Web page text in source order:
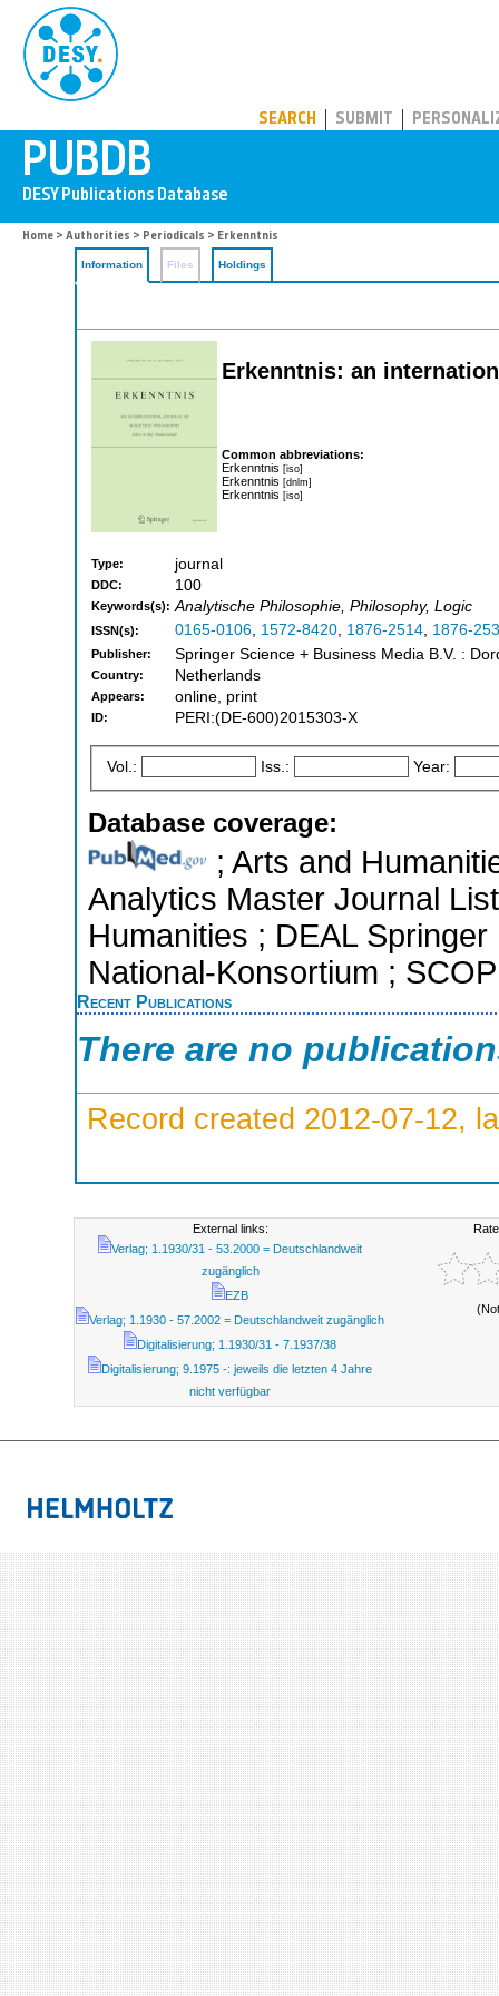
SEARCH SUBMIT
Home > Authorities > Periodicals > Erkenntnis
Information Files Holdings
Erkenntnis: an
Common abbreviations:
Erkenntnis [iso]
Erkenntnis [dnlm]
Erkenntnis [iso]
Type: journal
DDC: 100
Keywords(s): Analytische Philosophie, Philosophy, Logic
ISSN(s): 0165-0106, 1572-8420, 1876-2514, 1876-
Publisher: Springer Science + Business Media B.V. :
Country: Netherlands
Appears: online, print
ID: PERI:(DE-600)2015303-X
Vol.: Iss.: Year:
Database coverage:
; Arts and
Analytics Master Journal
Humanities ; DEAL
National-Konsortium ;
Recent Publications
There are no
Record created 2012-07-12,
External links:
Verlag; 1.1930/31 - 53.2000 = Deutschlandweit
zugänglich
EZB
Verlag; 1.1930 - 57.2002 = Deutschlandweit zugänglich
Digitalisierung; 1.1930/31 - 7.1937/38
Digitalisierung; 9.1975 -: jeweils die letzten 4 Jahre
nicht verfügbar